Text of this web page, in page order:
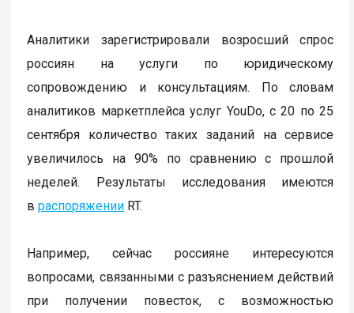
Аналитики зарегистрировали возросший спрос
россиян на услуги по юридическому
сопровождению и консультациям. По словам
аналитиков маркетплейса услуг YouDo, с 20 по 25
сентября количество таких заданий на сервисе
увеличилось на 90% по сравнению с прошлой
неделей. Результаты исследования имеются
враспоряжении RT.
Например, сейчас россияне интересуются
вопросами, связанными с разъяснением действий
при получении повесток, с возможностью